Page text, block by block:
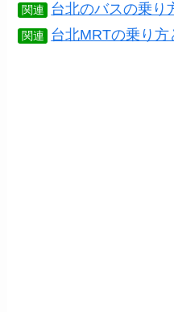
関連 台北のバスの乗り
関連 台北MRTの乗り方